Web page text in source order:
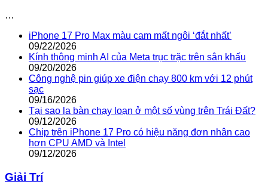
…
iPhone 17 Pro Max màu cam mất ngôi ‘đắt nhất’
09/22/2026
Kính thông minh AI của Meta trục trặc trên sân khấu
09/20/2026
Công nghệ pin giúp xe điện chạy 800 km với 12 phút
sạc
09/16/2026
Tại sao la bàn chạy loạn ở một số vùng trên Trái Đất?
09/12/2026
Chip trên iPhone 17 Pro có hiệu năng đơn nhân cao
hơn CPU AMD và Intel
09/12/2026
Giải Trí